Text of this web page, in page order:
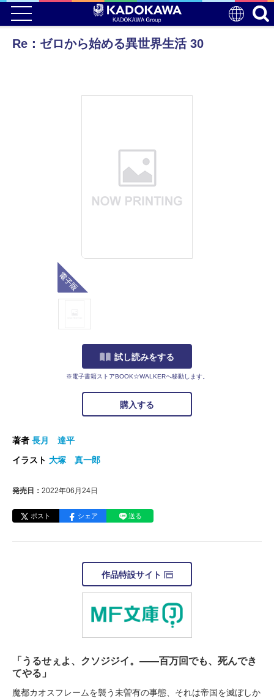
Re：ゼロから始める異世界生活 30
試し読みをする
※電子書籍ストアBOOK☆WALKERへ移動します。
購入する
著者 長月 達平
イラスト 大塚 真一郎
発売日： 2022年06月24日
ポスト シェア 送る
作品特設サイト
「うるせぇよ、クソジジイ。――百万回でも、死んでき
てやる」
魔都カオスフレームを襲う未曽有の事態、それは帝国を滅ぼしか